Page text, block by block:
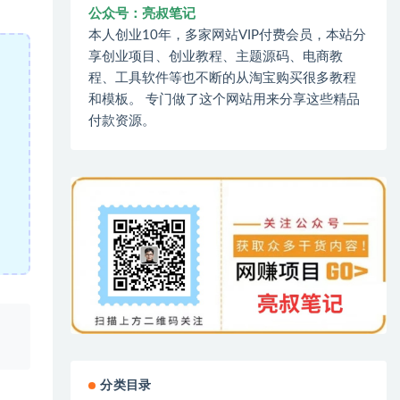
公众号：亮叔笔记
本人创业10年，多家网站VIP付费会员，本站分
享创业项目、创业教程、主题源码、电商教
程、工具软件等也不断的从淘宝购买很多教程
和模板。 专门做了这个网站用来分享这些精品
付款资源。
分类目录